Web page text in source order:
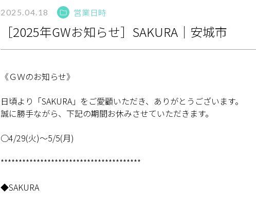
利用規約
サイトマップ
お知らせ
掲載の申込み
2025.04.18 営業日時
［2025年GWお知らせ］SAKURA｜安城市
《ＧＷのお知らせ》
日頃より「SAKURA」をご愛顧いただき、ありがとうございます。
誠に勝手ながら、下記の期間お休みさせていただきます。
○4/29(火)～5/5(月)
***************************************
◆SAKURA